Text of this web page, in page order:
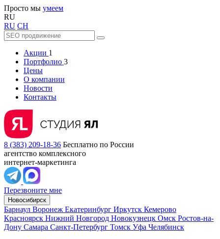
Просто мы умеем
RU
RU CH
Акции 1
Портфолио 3
Цены
О компании
Новости
Контакты
8 (383) 209-18-36 Бесплатно по России
агентство комплексного
интернет-маркетинга
Перезвоните мне
Новосибирск
Барнаул Воронеж Екатеринбург Иркутск Кемерово
Красноярск Нижний Новгород Новокузнецк Омск Ростов-на-
Дону Самара Санкт-Петербург Томск Уфа Челябинск